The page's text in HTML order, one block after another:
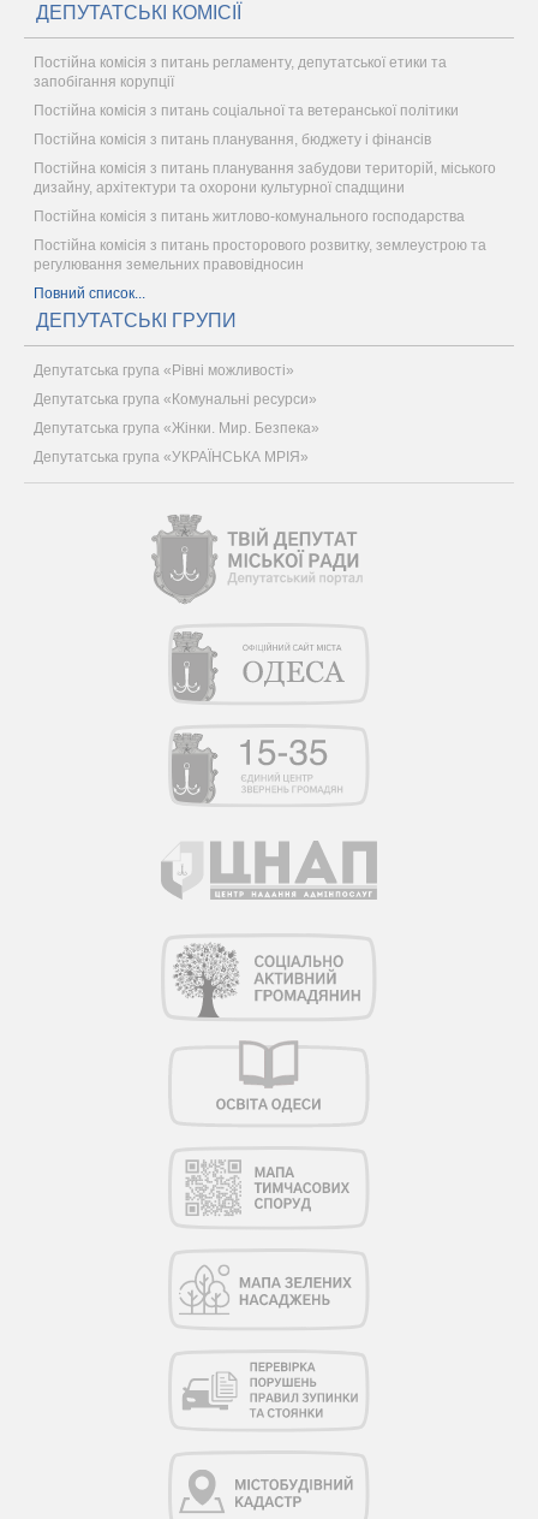
ДЕПУТАТСЬКІ КОМІСІЇ
Постійна комісія з питань регламенту, депутатської етики та
запобігання корупції
Постійна комісія з питань соціальної та ветеранської політики
Постійна комісія з питань планування, бюджету і фінансів
Постійна комісія з питань планування забудови територій, міського
дизайну, архітектури та охорони культурної спадщини
Постійна комісія з питань житлово-комунального господарства
Постійна комісія з питань просторового розвитку, землеустрою та
регулювання земельних правовідносин
Повний список...
ДЕПУТАТСЬКІ ГРУПИ
Депутатська група «Рівні можливості»
Депутатська група «Комунальні ресурси»
Депутатська група «Жінки. Мир. Безпека»
Депутатська група «УКРАЇНСЬКА МРІЯ»